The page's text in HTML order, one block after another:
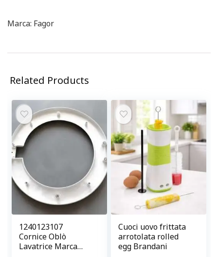
Marca: Fagor
Related Products
1240123107
Cornice Oblò
Lavatrice Marca
Cuoci uovo frittata
arrotolata rolled
egg Brandani